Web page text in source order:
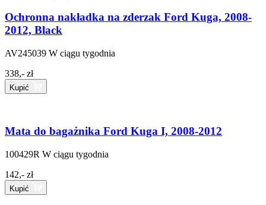
Ochronna nakładka na zderzak Ford Kuga, 2008-
2012, Black
AV245039 W ciągu tygodnia
338,- zł
Kupić
Mata do bagażnika Ford Kuga I, 2008-2012
100429R W ciągu tygodnia
142,- zł
Kupić